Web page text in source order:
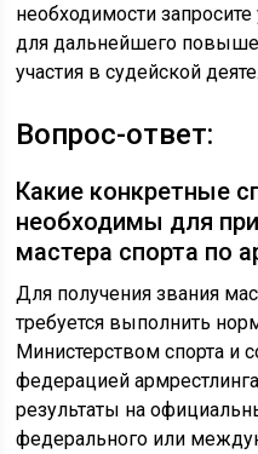
необходимости
для дальнейшего
участия в судейской
Вопрос-ответ:
Какие конкретные
необходимы для
мастера спорта по
Для получения звания
требуется выполнить
Министерством спорта и
федерацией
результаты на
федерального или